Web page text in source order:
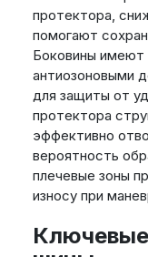
протектора,
помогают
Боковины имеют
антиозоновыми
для защиты от
протектора
эффективно
вероятность
плечевые зоны
износу при